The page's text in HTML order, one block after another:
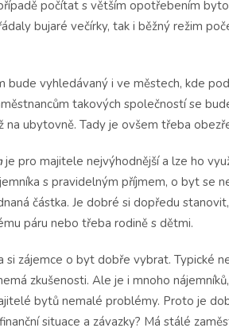
počítat s větším opotřebením
bujaré večírky, tak i běžný režim
bude vyhledávaný i ve městech, kde
takových společností se
na ubytovně. Tady je ovšem třeba
je pro majitele nejvýhodnější a lze ho
s pravidelným příjmem, o byt se
částka. Je dobré si dopředu
páru nebo třeba rodině s dětmi.
si zájemce o byt dobře vybrat. Typické
zkušenosti. Ale je i mnoho
bytů nemalé problémy. Proto je
situace a závazky? Má stálé